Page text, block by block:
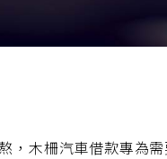
，木柵汽車借款專為